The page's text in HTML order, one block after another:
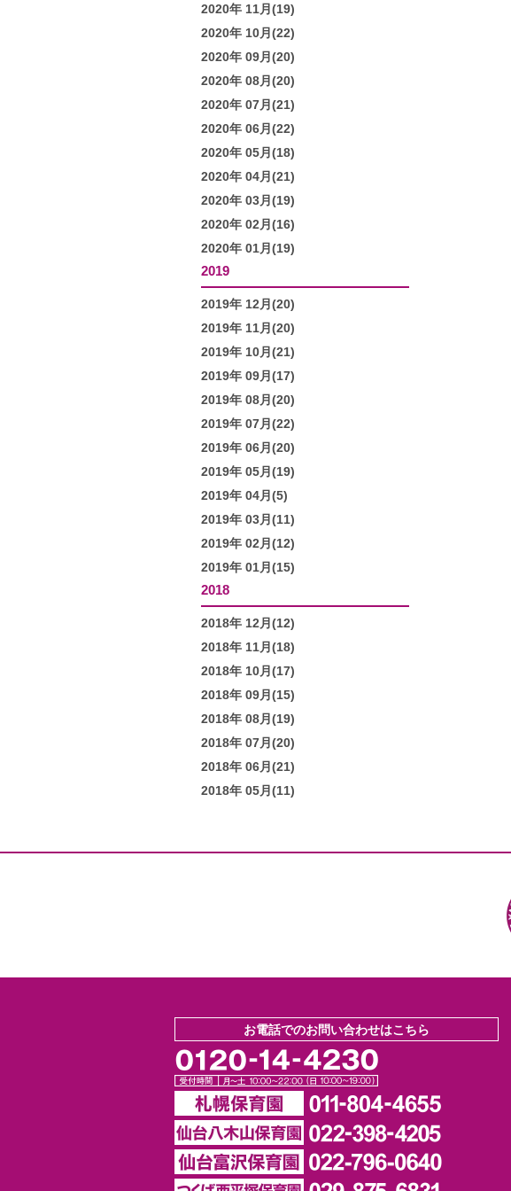
2020年 11月(19)
2020年 10月(22)
2020年 09月(20)
2020年 08月(20)
2020年 07月(21)
2020年 06月(22)
2020年 05月(18)
2020年 04月(21)
2020年 03月(19)
2020年 02月(16)
2020年 01月(19)
2019
2019年 12月(20)
2019年 11月(20)
2019年 10月(21)
2019年 09月(17)
2019年 08月(20)
2019年 07月(22)
2019年 06月(20)
2019年 05月(19)
2019年 04月(5)
2019年 03月(11)
2019年 02月(12)
2019年 01月(15)
2018
2018年 12月(12)
2018年 11月(18)
2018年 10月(17)
2018年 09月(15)
2018年 08月(19)
2018年 07月(20)
2018年 06月(21)
2018年 05月(11)
お電話でのお問い合わせはこちら